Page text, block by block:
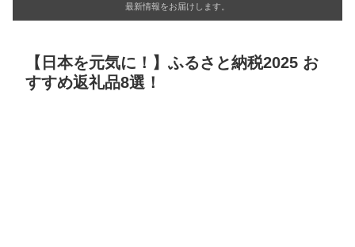
最新情報をお届けします。
【日本を元気に！】ふるさと納税2025 お
すすめ返礼品8選！